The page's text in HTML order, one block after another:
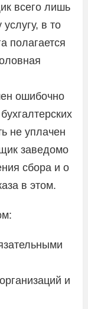
всего лишь
в то
полагается
ошибочно
не уплачен
заведомо
сбора и о
в этом.
и